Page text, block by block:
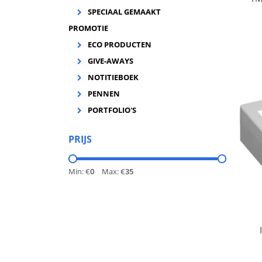
SPECIAAL GEMAAKT
PROMOTIE
ECO PRODUCTEN
GIVE-AWAYS
NOTITIEBOEK
PENNEN
PORTFOLIO'S
PRIJS
Min: €0 Max: €35